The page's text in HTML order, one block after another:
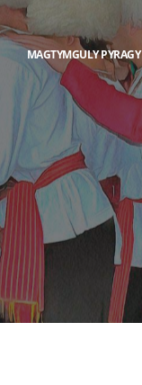
MAGTYMGULY PYRAGY